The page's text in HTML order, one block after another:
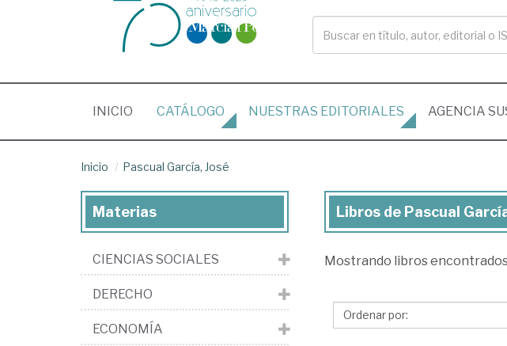
INICIO (CURRENT)
CATÁLOGO NUESTRAS EDITORIALES AGENCIA
Inicio Pascual García, José
Libros
Pascual
José
Libros de Pascual
Mostrando libros
Materias
CIENCIAS SOCIALES
DERECHO
ECONOMÍA